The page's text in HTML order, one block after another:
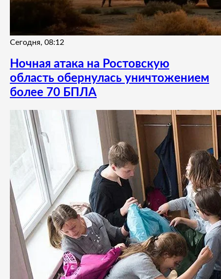
Сегодня, 08:12
Ночная атака на Ростовскую
область обернулась уничтожением
более 70 БПЛА